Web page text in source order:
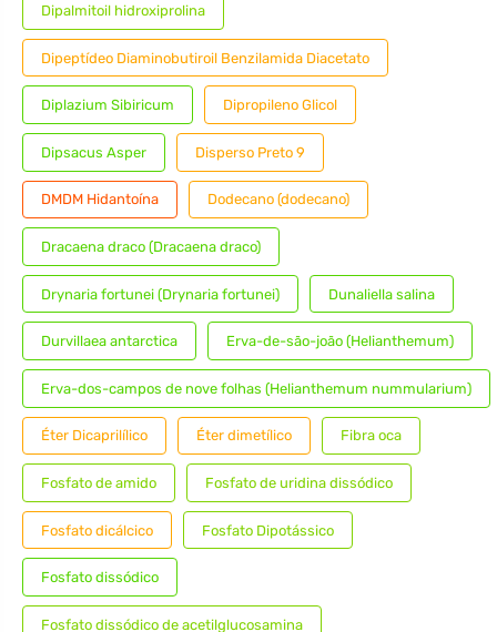
Dipalmitoil hidroxiprolina
Dipeptídeo Diaminobutiroil Benzilamida Diacetato
Diplazium Sibiricum Dipropileno Glicol
Dipsacus Asper Disperso Preto 9
DMDM Hidantoína Dodecano (dodecano)
Dracaena draco (Dracaena draco)
Drynaria fortunei (Drynaria fortunei) Dunaliella salina
Durvillaea antarctica Erva-de-são-joão (Helianthemum)
Erva-dos-campos de nove folhas (Helianthemum nummularium)
Éter Dicaprilílico Éter dimetílico Fibra oca
Fosfato de amido Fosfato de uridina dissódico
Fosfato dicálcico Fosfato Dipotássico
Fosfato dissódico
Fosfato dissódico de acetilglucosamina